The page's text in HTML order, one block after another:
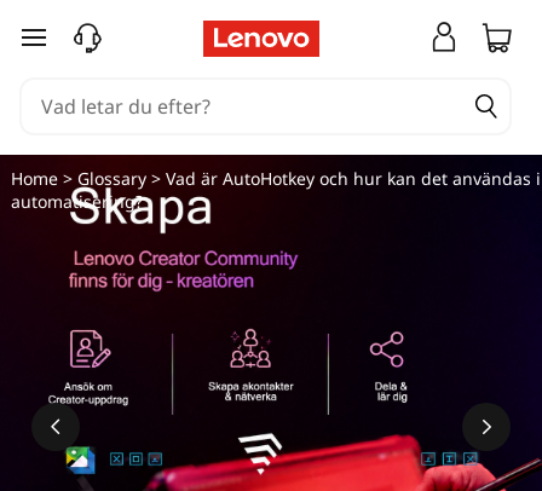
hoppa vidare till huvudinnehållet
Home> Glossary> Vad är AutoHotkey och hur kan det användas i
automatisering?